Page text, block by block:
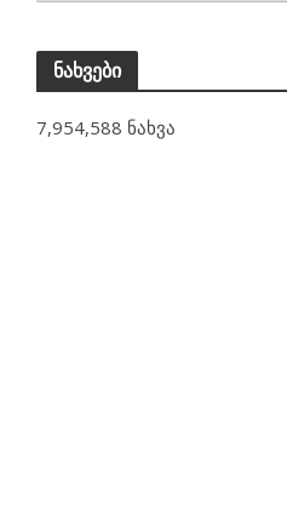
ნახვები
7,954,588 ნახვა